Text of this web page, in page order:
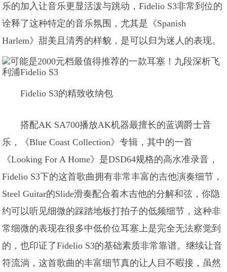
乐的加入让音乐更显活泼与跳动，Fidelio S3非常到位的
诠释了这种特定的音乐氛围，尤其是《Spanish
Harlem》甜美且清秀的样貌，是可以归为迷人的表现。
Fidelio S3的精致收纳包
搭配AK SA700播放AK机器最擅长的蓝调爵士音
乐，《Blue Coast Collection》专辑，其中的一首
《Looking For A Home》是DSD64规格的高水准录音，
Fidelio S3下的这首歌曲拥有非常丰富的吉他演奏细节，
Steel Guitar的Slide滑奏配合着木吉他的分解和弦，你隐
约可以听见细微的踩踏地板打拍子的低频细节，这种非
常细微的表现在很多中低价位耳塞上是完全无法察觉到
的，也印证了Fidelio S3的基础素质非常靠谱。继续让音
符流淌，这首歌曲的丰富细节真的让人目不暇接，虽然